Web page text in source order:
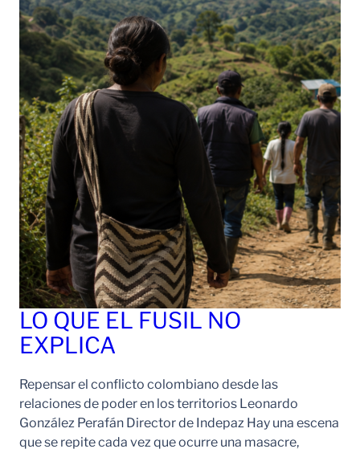
LO QUE EL FUSIL NO
EXPLICA
Repensar el conflicto colombiano desde las
relaciones de poder en los territorios Leonardo
González Perafán Director de Indepaz Hay una escena
que se repite cada vez que ocurre una masacre,